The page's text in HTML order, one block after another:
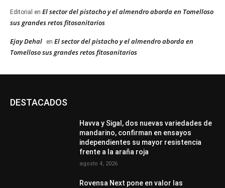
Editorial en El sector del pistacho y el almendro aborda en Tomelloso
sus grandes retos fitosanitarios
Ejay Dehal en El sector del pistacho y el almendro aborda en
Tomelloso sus grandes retos fitosanitarios
DESTACADOS
Havva y Sigal, dos nuevas variedades de
mandarino, confirman en ensayos
independientes su mayor resistencia
frente a la araña roja
agosto 4, 2026
Rovensa Next pone en valor las